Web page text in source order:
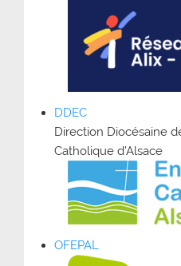
DDEC
Direction Diocésaine
Catholique d’Alsace
OFEPAL